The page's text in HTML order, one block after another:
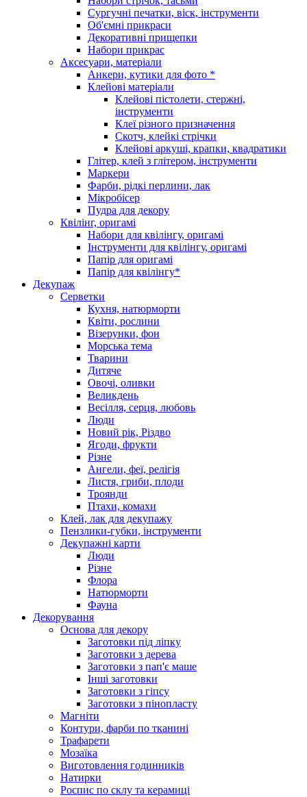
Сургучні печатки, віск, інструменти
Об'ємні прикраси
Декоративні прищепки
Набори прикрас
Аксесуари, матеріали
Анкери, кутики для фото *
Клейові матеріали
Клейові пістолети, стержні,
інструменти
Клеї різного призначення
Скотч, клейкі стрічки
Клейові аркуші, крапки, квадратики
Глітер, клей з глітером, інструменти
Маркери
Фарби, рідкі перлини, лак
Мікробісер
Пудра для декору
Квілінг, оригамі
Набори для квілінгу, оригамі
Інструменти для квілінгу, оригамі
Папір для оригамі
Папір для квілінгу*
Декупаж
Серветки
Кухня, натюрморти
Квіти, рослини
Візерунки, фон
Морська тема
Тварини
Дитяче
Овочі, оливки
Великдень
Весілля, серця, любовь
Люди
Новий рік, Різдво
Ягоди, фрукти
Різне
Ангели, феї, релігія
Листя, гриби, плоди
Троянди
Птахи, комахи
Клей, лак для декупажу
Пензлики-губки, інструменти
Декупажні карти
Люди
Різне
Флора
Натюрморти
Фауна
Декорування
Основа для декору
Заготовки під ліпку
Заготовки з дерева
Заготовки з пап'є маше
Інші заготовки
Заготовки з гіпсу
Заготовки з пінопласту
Магніти
Контури, фарби по тканині
Трафарети
Мозаїка
Виготовлення годинників
Натирки
Роспис по склу та керамиці